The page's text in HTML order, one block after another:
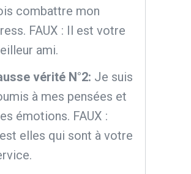
combattre mon
FAUX : Il est votre
ami.
vérité N°2: Je suis
à mes pensées et
émotions. FAUX :
elles qui sont à votre